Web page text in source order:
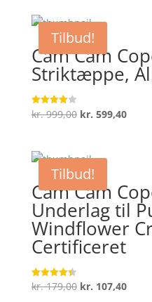
var:
kr. 119,00.
Tilbud!
Cam Cam
Striktæppe,
Vurderet
4
kr.999,00 Den
var:
kr. 999,00.
kr. 599,40Den
Tilbud!
Cam Cam
Underlag til
Windflower
Certificeret
Vurderet
4.4
kr.179,00 Den
kr. 107,40Den